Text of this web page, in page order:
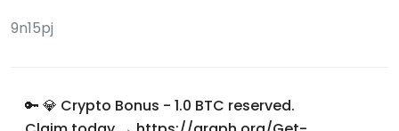
9n15pj
🔑 💎 Crypto Bonus - 1.0 BTC reserved.